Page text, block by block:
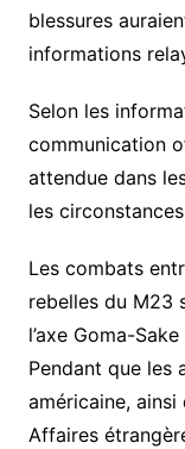
blessures
informations
Selon les
communication
attendue dans
les
Les combats
rebelles du M23
l’axe Goma-
Pendant que les
américaine,
Affaires